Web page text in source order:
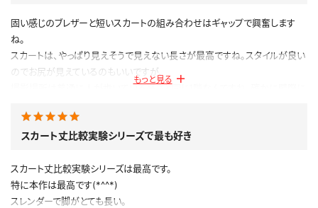
固い感じのブレザーと短いスカートの組み合わせはギャップで興奮します
ね。
スカートは、やっぱり見えそうで見えない長さが最高ですね。スタイルが良い
のでお尻が見えているのもいいですが、
撮影場所は普通に人が歩いている高さと同じ1階なんですね、確かに壁際に
この企画の中で一番良いかもしれません。
公開日：2022.04.14
このレビューは参考になりましたか？
もっと見る
スカート丈比較実験シリーズで最も好き
スカート丈比較実験シリーズは最高です。
特に本作は最高です(*^^*)
スレンダーで脚がとても長い。